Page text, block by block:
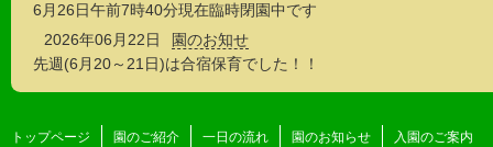
6月26日午前7時40分現在臨時閉園中です
2026年06月22日
園のお知せ
先週(6月20～21日)は合宿保育でした！！
トップページ 園のご紹介 一日の流れ 園のお知らせ 入園のご案内